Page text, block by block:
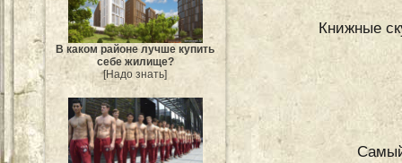
В каком районе лучше купить
себе жилище?
[Надо знать]
Книжные